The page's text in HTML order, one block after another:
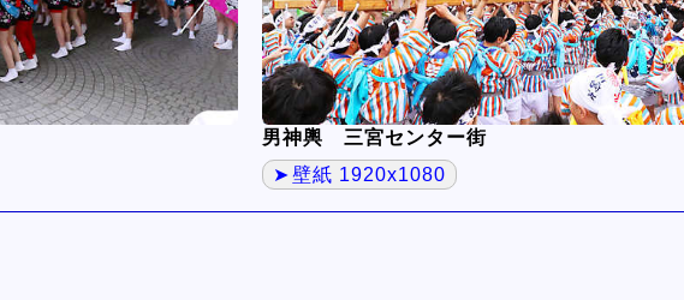
男神輿 三宮センター街
壁紙 1920x1080